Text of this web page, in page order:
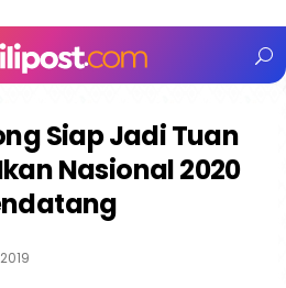
Siap Jadi Tuan
Nasional 2020